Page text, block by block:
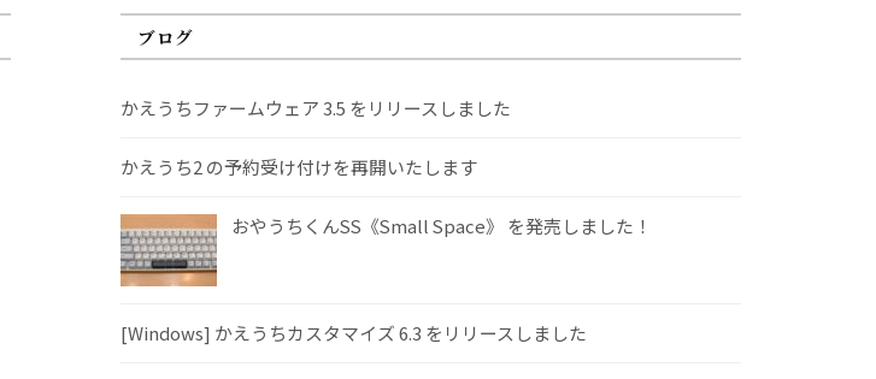
ブログ
かえうちファームウェア 3.5 をリリースしました
かえうち2 の予約受け付けを再開いたします
おやうちくんSS《Small Space》 を発売しました！
[Windows] かえうちカスタマイズ 6.3 をリリースしました